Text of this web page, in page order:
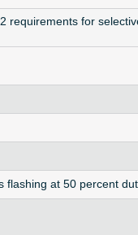
requirements for
at 50 percent